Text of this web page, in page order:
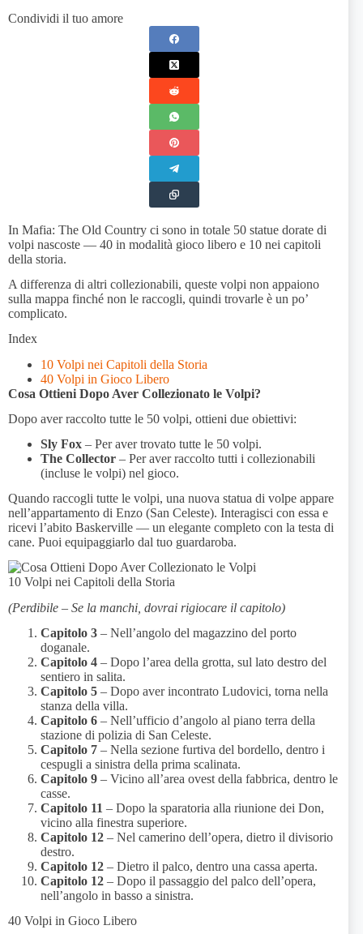
Condividi il tuo amore
In Mafia: The Old Country ci sono in totale 50 statue dorate di
volpi nascoste — 40 in modalità gioco libero e 10 nei capitoli
della storia.
A differenza di altri collezionabili, queste volpi non appaiono
sulla mappa finché non le raccogli, quindi trovarle è un po’
complicato.
Index
10 Volpi nei Capitoli della Storia
40 Volpi in Gioco Libero
Cosa Ottieni Dopo Aver Collezionato le Volpi?
Dopo aver raccolto tutte le 50 volpi, ottieni due obiettivi:
Sly Fox – Per aver trovato tutte le 50 volpi.
The Collector – Per aver raccolto tutti i collezionabili
(incluse le volpi) nel gioco.
Quando raccogli tutte le volpi, una nuova statua di volpe appare
nell’appartamento di Enzo (San Celeste). Interagisci con essa e
ricevi l’abito Baskerville — un elegante completo con la testa di
cane. Puoi equipaggiarlo dal tuo guardaroba.
10 Volpi nei Capitoli della Storia
(Perdibile – Se la manchi, dovrai rigiocare il capitolo)
Capitolo 3 – Nell’angolo del magazzino del porto
doganale.
Capitolo 4 – Dopo l’area della grotta, sul lato destro del
sentiero in salita.
Capitolo 5 – Dopo aver incontrato Ludovici, torna nella
stanza della villa.
Capitolo 6 – Nell’ufficio d’angolo al piano terra della
stazione di polizia di San Celeste.
Capitolo 7 – Nella sezione furtiva del bordello, dentro i
cespugli a sinistra della prima scalinata.
Capitolo 9 – Vicino all’area ovest della fabbrica, dentro le
casse.
Capitolo 11 – Dopo la sparatoria alla riunione dei Don,
vicino alla finestra superiore.
Capitolo 12 – Nel camerino dell’opera, dietro il divisorio
destro.
Capitolo 12 – Dietro il palco, dentro una cassa aperta.
Capitolo 12 – Dopo il passaggio del palco dell’opera,
nell’angolo in basso a sinistra.
40 Volpi in Gioco Libero